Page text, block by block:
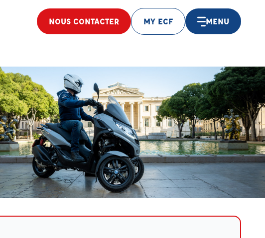
NOUS CONTACTER MY ECF MENU